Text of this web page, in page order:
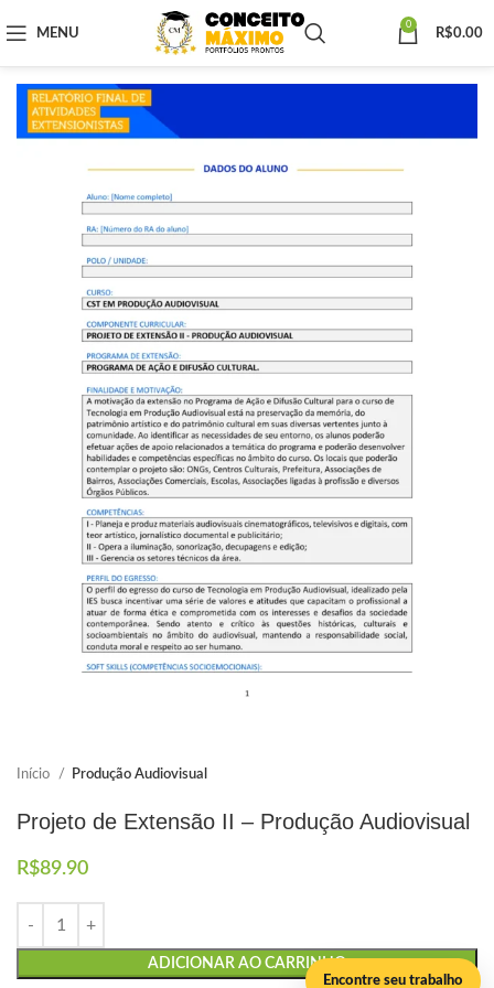
MENU
0
R$0.00
Início Produção Audiovisual
Projeto de Extensão II – Produção Audiovisual
R$89.90
ADICIONAR AO CARRINHO
Elaboramos os portfólios
Envio imediato
Encontre seu trabalho